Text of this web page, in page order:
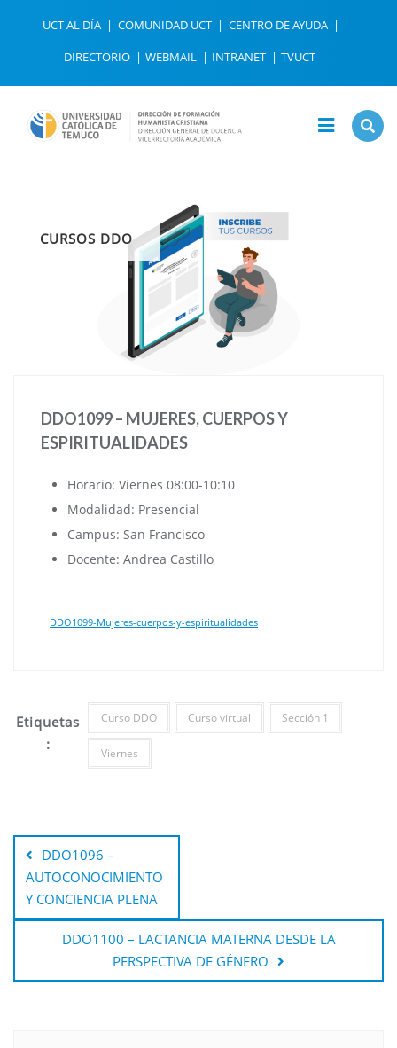
UCT AL DÍA COMUNIDAD UCT
CENTRO DE AYUDA
DIRECTORIO
WEBMAIL INTRANET TVUCT
CURSOS DDO
DDO1099 – MUJERES, CUERPOS Y
ESPIRITUALIDADES
Horario: Viernes 08:00-10:10
Modalidad: Presencial
Campus: San Francisco
Docente: Andrea Castillo
DDO1099-Mujeres-cuerpos-y-espiritualidades
Etiquetas
:
Curso DDO Curso virtual Sección 1
Viernes
DDO1096 –
AUTOCONOCIMIENTO
Y CONCIENCIA PLENA
DDO1100 – LACTANCIA MATERNA DESDE LA
PERSPECTIVA DE GÉNERO